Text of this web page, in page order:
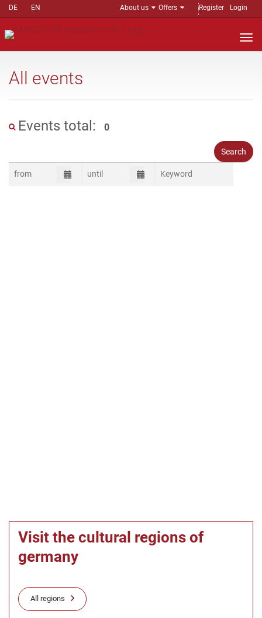
DE EN About us Offers Register Login
All events
Events total: 0
Visit the cultural regions of
germany
All regions